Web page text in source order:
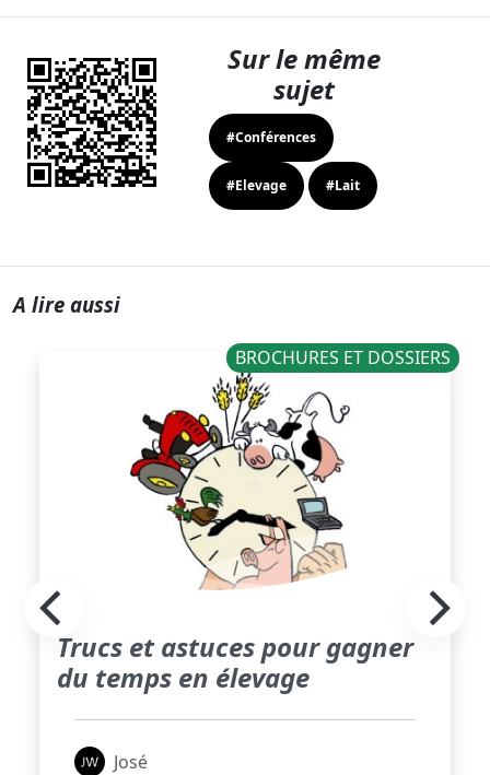
Sur le même
sujet
#Conférences
#Elevage #Lait
A lire aussi
BROCHURES ET DOSSIERS
Trucs et astuces pour gagner
du temps en élevage
José